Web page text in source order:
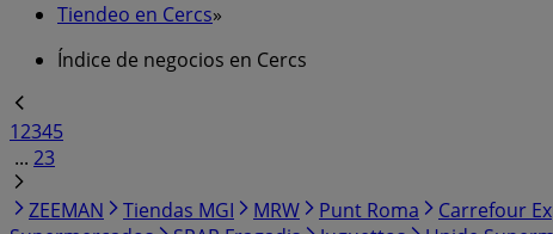
Tiendeo en Cercs»
Índice de negocios en Cercs
12345
... 23
ZEEMAN
Tiendas MGI MRW Punt Roma Carrefour